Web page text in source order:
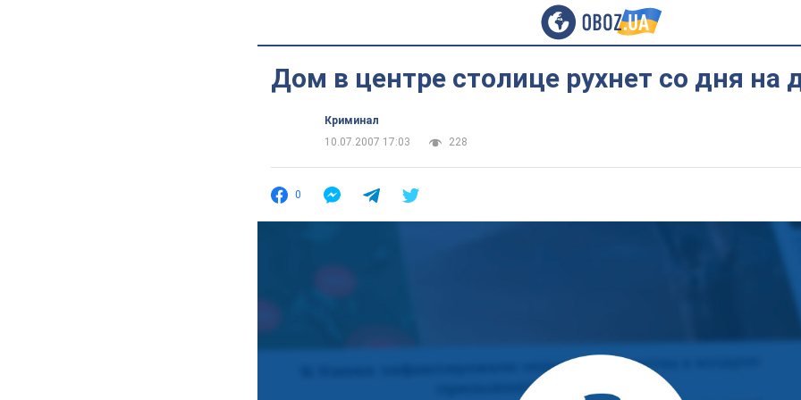
Дом в центре столице рухнет со дня на
Криминал
10.07.2007 17:03
228
0